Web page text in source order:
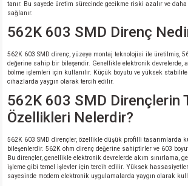
tanır. Bu sayede üretim sürecinde gecikme riski azalır ve daha
sağlanır.
562K 603 SMD Direnç
562K 603 SMD direnç, yüzeye montaj teknolojisi ile üretilmiş,
değerine sahip bir bileşendir. Genellikle elektronik devrelerde,
bölme işlemleri için kullanılır. Küçük boyutu ve yüksek
cihazlarda yaygın olarak tercih edilir.
562K 603 SMD Dirençlerin
Özellikleri Nelerdir?
562K 603 SMD dirençler, özellikle düşük profilli tasarımlarda
bileşenlerdir. 562K ohm direnç değerine sahiptirler ve 603
Bu dirençler, genellikle elektronik devrelerde akım sınırlama,
işleme gibi temel işlevler için tercih edilir. Yüksek
sayesinde modern elektronik uygulamalarda yaygın olarak